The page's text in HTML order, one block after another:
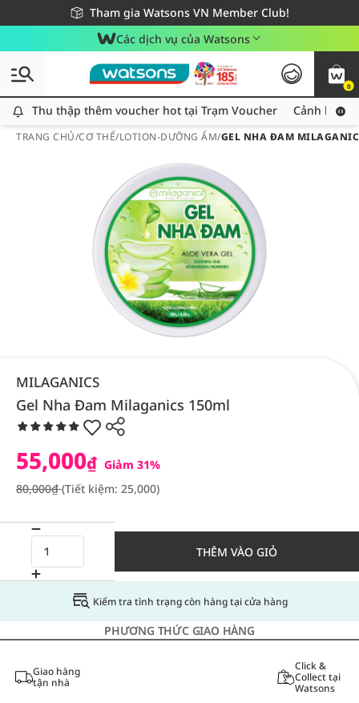
Tham gia Watsons VN Member Club!
Miễn phí giao hàng cho đơn hàng từ 249,000Đ
Giao hàng nhanh 24h - Áp dụng khu vực TP. Hồ Chí Minh
Các dịch vụ của Watsons
0
Thu thập thêm voucher hot tại Trạm Voucher
Thu thập thêm voucher hot tại Trạm Voucher Cảnh báo
TRANG CHỦ/CƠ THỂ/LOTION-DƯỠNG ẨM/GEL NHA ĐAM
MILAGANICS
Gel Nha Đam Milaganics 150ml
55,000₫ Giảm 31%
80,000₫(Tiết kiệm: 25,000)
THÊM VÀO GIỎ
Kiểm tra tình trạng còn hàng tại cửa hàng
PHƯƠNG THỨC GIAO HÀNG
Giao hàng
tận nhà
Click &
Collect tại
Watsons